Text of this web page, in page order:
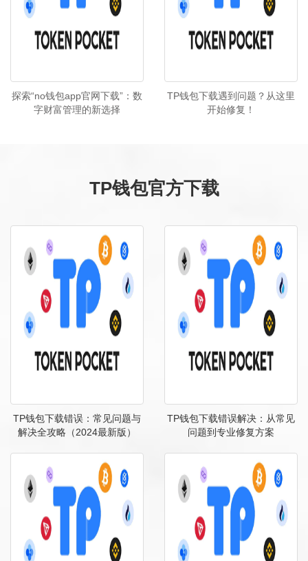
探索“no钱包app官网下载”：数
字财富管理的新选择
TP钱包下载遇到问题？从这里
开始修复！
TP钱包官方下载
TP钱包下载错误：常见问题与
解决全攻略（2024最新版）
TP钱包下载错误解决：从常见
问题到专业修复方案